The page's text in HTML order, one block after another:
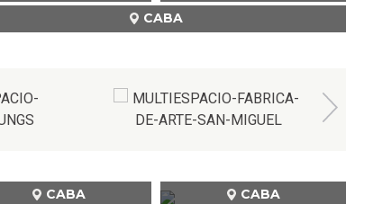
CABA
CABA
CABA